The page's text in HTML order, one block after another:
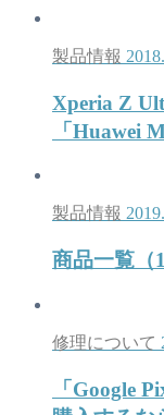
製品情報
Xperia Z
「Huawei
製品情報
商品一覧（
修理について
「Google